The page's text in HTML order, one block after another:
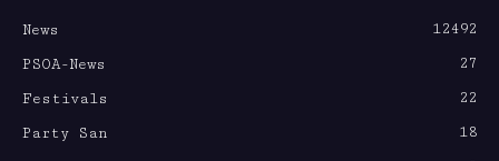
News
12492
PSOA-News
27
Festivals
22
Party San
18